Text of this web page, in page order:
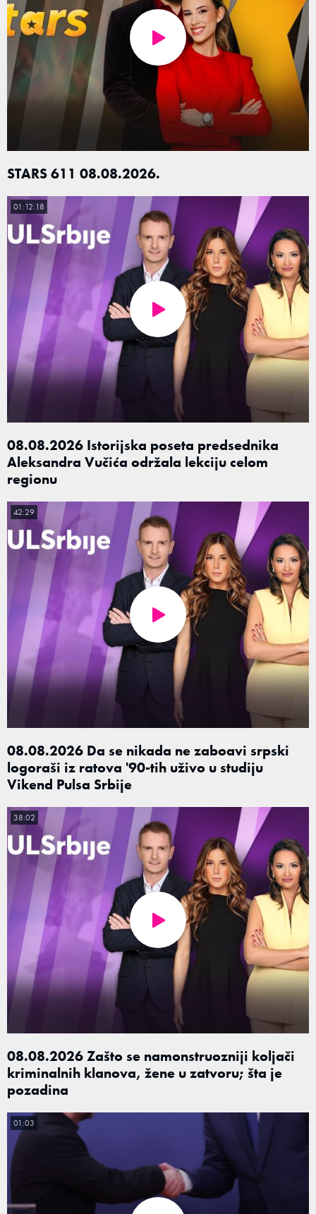
STARS 611 08.08.2026.
08.08.2026 Istorijska poseta predsednika
Aleksandra Vučića održala lekciju celom
regionu
01:12:18
08.08.2026 Da se nikada ne zaboavi srpski
logoraši iz ratova '90-tih uživo u studiju
Vikend Pulsa Srbije
42:29
08.08.2026 Zašto se namonstruozniji koljači
kriminalnih klanova, žene u zatvoru; šta je
pozadina
38:02
01:03